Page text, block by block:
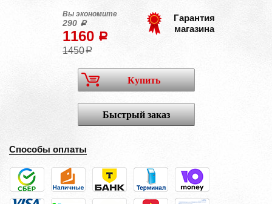
Вы экономите
290 a
1160 a
1450a
Гарантия
магазина
Купить
Быстрый заказ
Способы оплаты